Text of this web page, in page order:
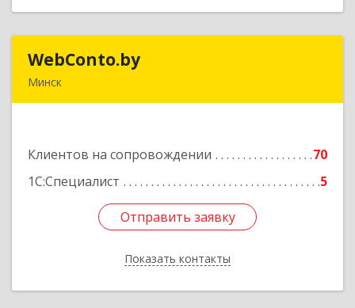
WebConto.by
Минск
Клиентов на сопровождении
70
1С:Специалист
5
Отправить заявку
Показать контакты
Отправить заявку
Назад